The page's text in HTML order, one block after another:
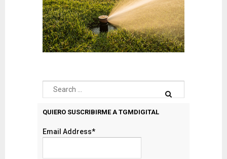
QUIERO SUSCRIBIRME A TGMDIGITAL
Email Address*